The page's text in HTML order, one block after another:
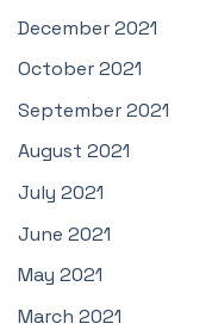
December 2021
October 2021
September 2021
August 2021
July 2021
June 2021
May 2021
March 2021